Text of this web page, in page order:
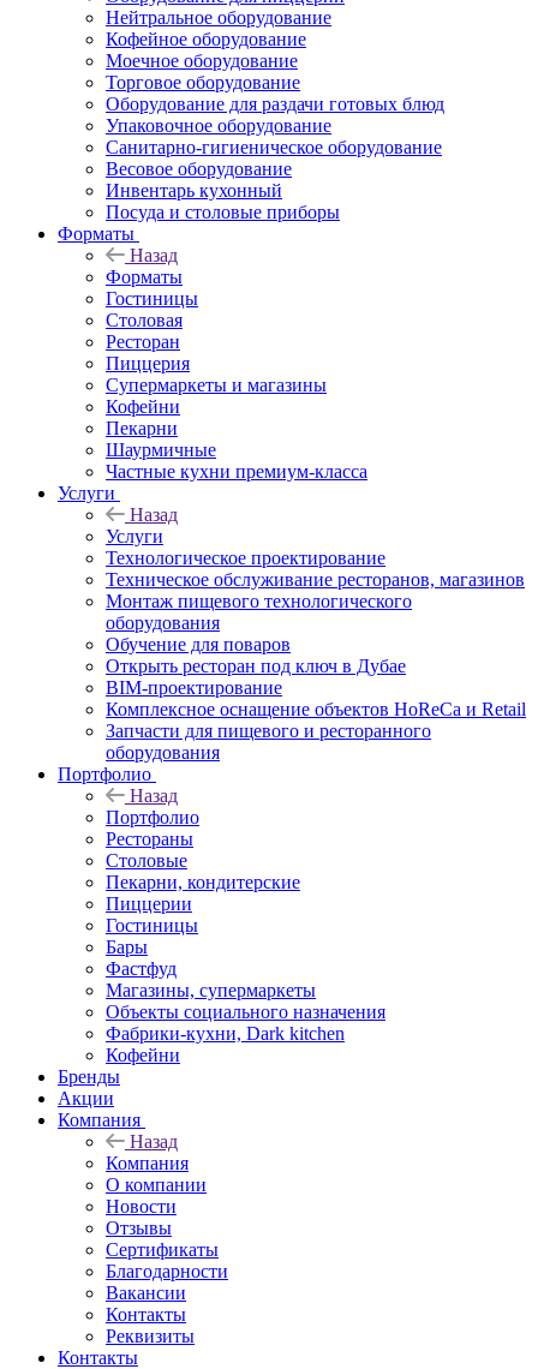
Нейтральное оборудование
Кофейное оборудование
Моечное оборудование
Торговое оборудование
Оборудование для раздачи готовых блюд
Упаковочное оборудование
Санитарно-гигиеническое оборудование
Весовое оборудование
Инвентарь кухонный
Посуда и столовые приборы
Форматы
Назад
Форматы
Гостиницы
Столовая
Ресторан
Пиццерия
Супермаркеты и магазины
Кофейни
Пекарни
Шаурмичные
Частные кухни премиум-класса
Услуги
Назад
Услуги
Технологическое проектирование
Техническое обслуживание ресторанов, магазинов
Монтаж пищевого технологического
оборудования
Обучение для поваров
Открыть ресторан под ключ в Дубае
BIM-проектирование
Комплексное оснащение объектов HoReCa и Retail
Запчасти для пищевого и ресторанного
оборудования
Портфолио
Назад
Портфолио
Рестораны
Столовые
Пекарни, кондитерские
Пиццерии
Гостиницы
Бары
Фастфуд
Магазины, супермаркеты
Объекты социального назначения
Фабрики-кухни, Dark kitchen
Кофейни
Бренды
Акции
Компания
Назад
Компания
О компании
Новости
Отзывы
Сертификаты
Благодарности
Вакансии
Контакты
Реквизиты
Контакты